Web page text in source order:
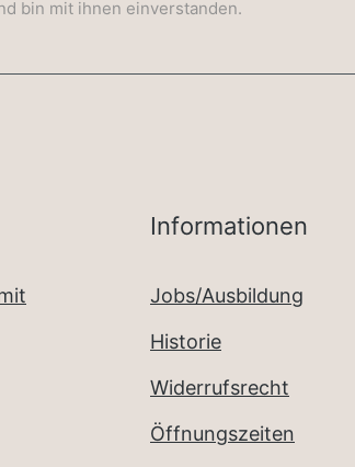
bin mit ihnen einverstanden.
Informationen
Jobs/Ausbildung
Historie
Widerrufsrecht
Öffnungszeiten